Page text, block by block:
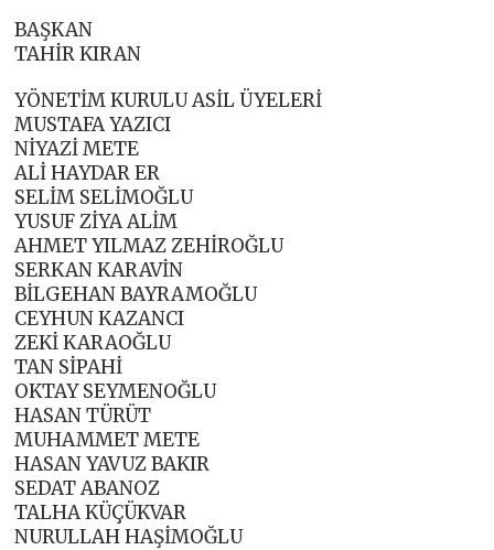
BAŞKAN
TAHİR KIRAN
YÖNETİM KURULU ASİL ÜYELERİ
MUSTAFA YAZICI
NİYAZİ METE
ALİ HAYDAR ER
SELİM SELİMOĞLU
YUSUF ZİYA ALİM
AHMET YILMAZ ZEHİROĞLU
SERKAN KARAVİN
BİLGEHAN BAYRAMOĞLU
CEYHUN KAZANCI
ZEKİ KARAOĞLU
TAN SİPAHİ
OKTAY SEYMENOĞLU
HASAN TÜRÜT
MUHAMMET METE
HASAN YAVUZ BAKIR
SEDAT ABANOZ
TALHA KÜÇÜKVAR
NURULLAH HAŞİMOĞLU